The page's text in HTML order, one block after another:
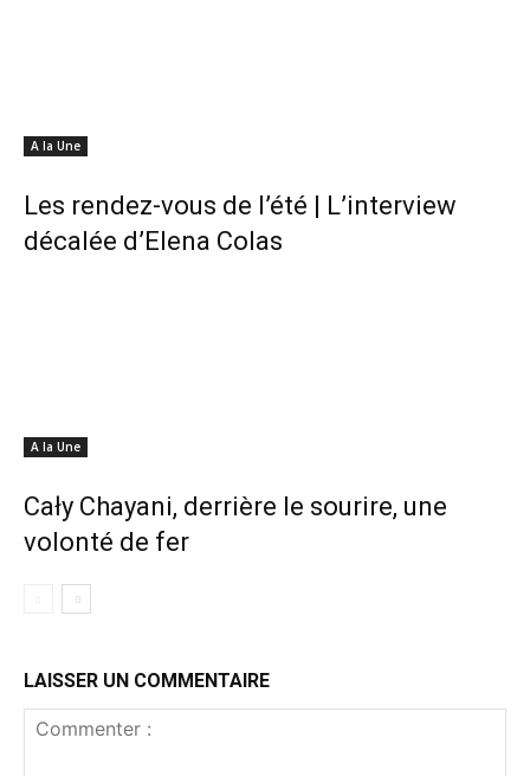
A la Une
Les rendez-vous de l’été | L’interview
décalée d’Elena Colas
A la Une
Cały Chayani, derrière le sourire, une
volonté de fer
LAISSER UN COMMENTAIRE